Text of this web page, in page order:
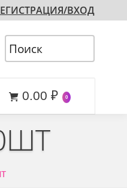
ВХОД
0.00 ₽ 0